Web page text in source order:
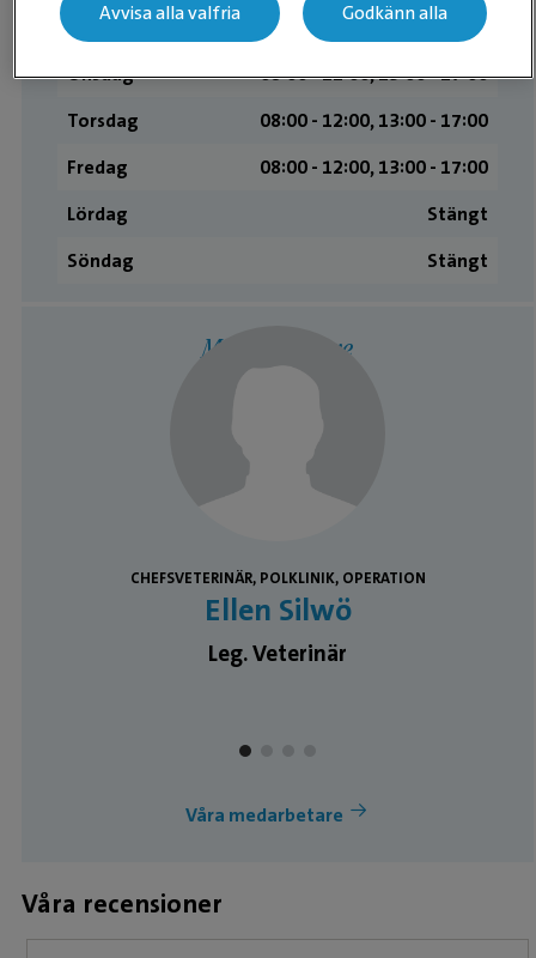
Tisdag
08:00 ­- 12:00, 13:00 ­- 17:00
Onsdag
08:00 ­- 12:00, 13:00 ­- 17:00
Torsdag
08:00 ­- 12:00, 13:00 ­- 17:00
Fredag
08:00 ­- 12:00, 13:00 ­- 17:00
Lördag
Stängt
Söndag
Stängt
Medarbetare
CHEFSVETERINÄR, POLKLINIK, OPERATION
Ellen Silwö
Leg. Veterinär
Våra medarbetare
Våra recensioner
Avvisa alla valfria Godkänn alla